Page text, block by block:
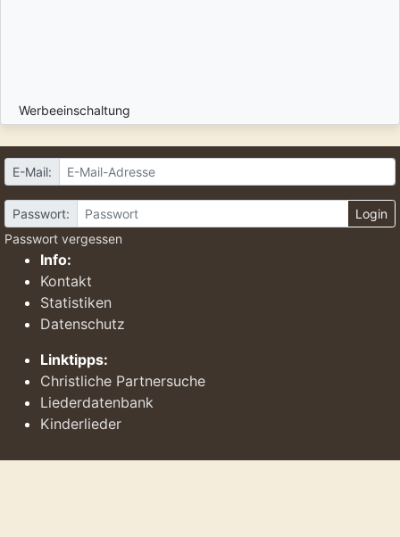
Werbeeinschaltung
E-Mail:
Passwort:
Login
Passwort vergessen
Info:
Kontakt
Statistiken
Datenschutz
Linktipps:
Christliche Partnersuche
Liederdatenbank
Kinderlieder